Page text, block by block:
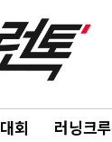
대회 러닝크루